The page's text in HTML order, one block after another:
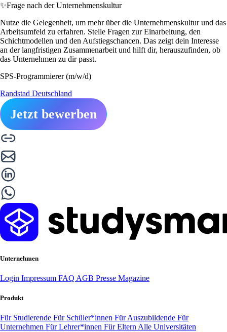
✨Frage nach der Unternehmenskultur
Nutze die Gelegenheit, um mehr über die Unternehmenskultur und das
Arbeitsumfeld zu erfahren. Stelle Fragen zur Einarbeitung, den
Schichtmodellen und den Aufstiegschancen. Das zeigt dein Interesse
an der langfristigen Zusammenarbeit und hilft dir, herauszufinden, ob
das Unternehmen zu dir passt.
SPS-Programmierer (m/w/d)
Randstad Deutschland
Jetzt bewerben
Unternehmen
Login Impressum FAQ AGB Presse Magazine
Produkt
Für Studierende Für Schüler*innen Für Auszubildende Für
Unternehmen Für Lehrer*innen Für Eltern Alle Universitäten